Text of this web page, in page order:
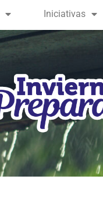
Iniciativas